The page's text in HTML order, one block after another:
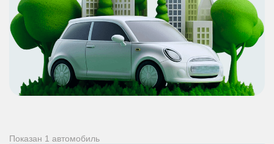
Показан 1 автомобиль